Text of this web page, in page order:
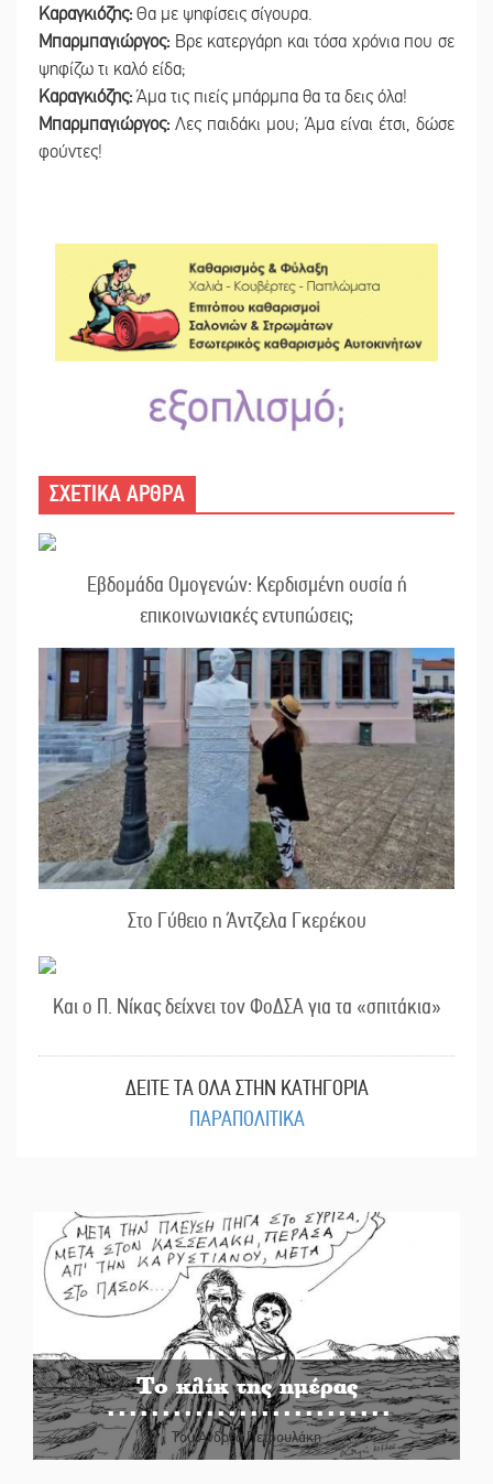
Καραγκιόζης: Θα με ψηφίσεις σίγουρα.
Μπαρμπαγιώργος: Βρε κατεργάρη και τόσα χρόνια που σε
ψηφίζω τι καλό είδα;
Καραγκιόζης:Άμα τις πιείς μπάρμπα θα τα δεις όλα!
Μπαρμπαγιώργος: Λες παιδάκι μου; Άμα είναι έτσι, δώσε
φούντες!
ΣΧΕΤΙΚΑ ΑΡΘΡΑ
Εβδομάδα Ομογενών: Κερδισμένη ουσία ή
επικοινωνιακές εντυπώσεις;
Στο Γύθειο η Άντζελα Γκερέκου
Και ο Π. Νίκας δείχνει τον ΦοΔΣΑ για τα «σπιτάκια»
ΔΕΙΤΕ ΤΑ ΟΛΑ ΣΤΗΝ ΚΑΤΗΓΟΡΙΑ
ΠΑΡΑΠΟΛΙΤΙΚΑ
Το κλίκ της ημέρας
Του Ανδρέα Πετρουλάκη